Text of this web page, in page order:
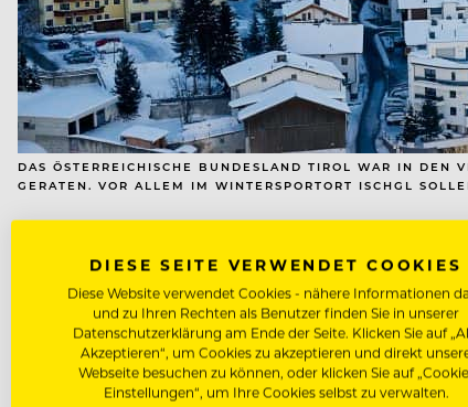
DAS ÖSTERREICHISCHE BUNDESLAND TIROL WAR IN DEN
GERATEN. VOR ALLEM IM WINTERSPORTORT ISCHGL
Dem Standard zufolge hätten Mitarbeiter des
Und das könnte schon Anfang Februar der Fall
hervor, arbeiten “seit einer Woche aber auch
Die Testergebnisse standen zu diesem
Infektion bereits überstanden hatten.
DIESE SEITE VERWENDET COOKIES
Diese Website verwendet Cookies - nähere Informationen
und zu Ihren Rechten als Benutzer finden Sie in unserer
Datenschutzerklärung am Ende der Seite. Klicken Sie auf
Akzeptieren“, um Cookies zu akzeptieren und direkt
Webseite besuchen zu können, oder klicken Sie auf
Einstellungen“, um Ihre Cookies selbst zu verwalten.